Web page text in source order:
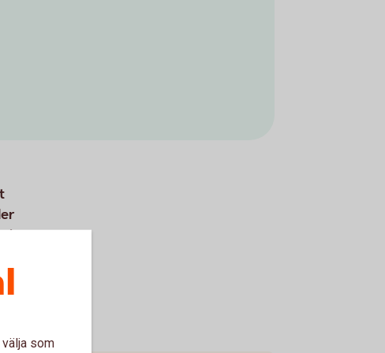
i
som